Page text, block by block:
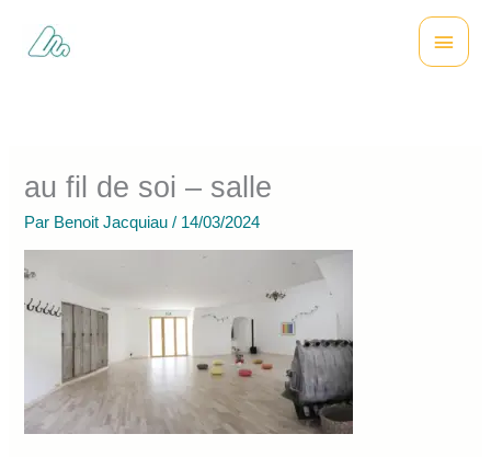
contenu
Menu
au fil de soi – salle
Par Benoit Jacquiau/ 14/03/2024